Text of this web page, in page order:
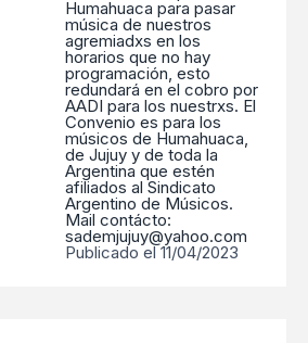
Humahuaca para pasar
música de nuestros
agremiadxs en los
horarios que no hay
programación, esto
redundará en el cobro por
AADI para los nuestrxs. El
Convenio es para los
músicos de Humahuaca,
de Jujuy y de toda la
Argentina que estén
afiliados al Sindicato
Argentino de Músicos.
Mail contácto:
sademjujuy@yahoo.com
Publicado el 11/04/2023